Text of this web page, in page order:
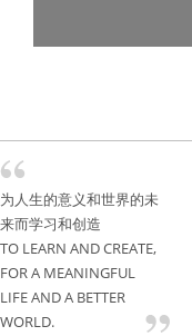
为人生的意义和世界的未
来而学习和创造
TO LEARN AND CREATE,
FOR A MEANINGFUL
LIFE AND A BETTER
WORLD.